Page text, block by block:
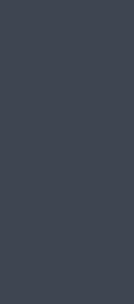
कार्यालय तुलसीपुरको
तथा फेरी भटौला
सरोकारवालाहरु बीच